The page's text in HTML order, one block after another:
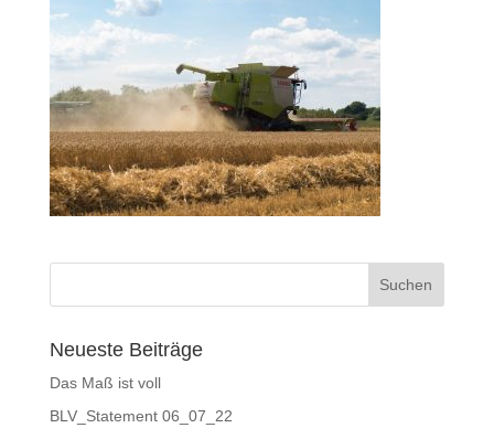
Neueste Beiträge
Das Maß ist voll
BLV_Statement 06_07_22